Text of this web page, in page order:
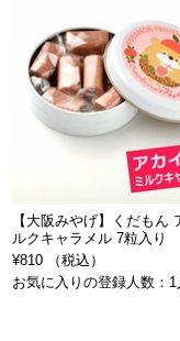
【大阪みやげ】くだもん
ルクキャラメル 7粒入り
¥810 （税込）
お気に入りの登録人数：1